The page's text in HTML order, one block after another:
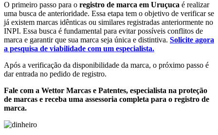
O primeiro passo para o registro de marca em Uruçuca é realizar
uma busca de anterioridade. Essa etapa tem o objetivo de verificar se
já existem marcas idênticas ou similares registradas anteriormente no
INPI. Essa busca é fundamental para evitar possíveis conflitos de
marca e garantir que sua marca seja única e distintiva. Solicite agora
a pesquisa de viabilidade com um especialista.
Após a verificação da disponibilidade da marca, o próximo passo é
dar entrada no pedido de registro.
Fale com a Wettor Marcas e Patentes, especialista na proteção
de marcas e receba uma assessoria completa para o registro de
marca.